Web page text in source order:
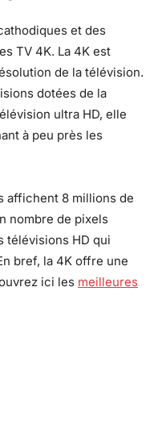
et des
TV 4K. La 4K est
de la télévision.
dotées de la
ultra HD, elle
à peu près les
affichent 8 millions de
nombre de pixels
télévisions HD qui
bref, la 4K offre une
ici les meilleures